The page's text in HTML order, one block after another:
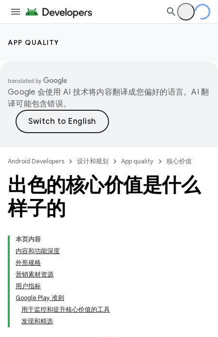
APP QUALITY
Google 会使用 AI 技术将内容翻译成您偏好的语言。AI 翻
译可能包含错误。
Android Developers 设计和规划 App quality 核心价值
出色的核心价值是什么
样子的
本页内容
内容和功能深度
外形规格
营销素材资源
用户指标
Google Play 准则
用于监控和提升核心价值的工具
发现和精选